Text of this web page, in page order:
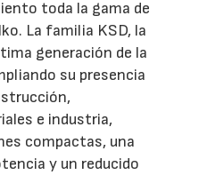
toda la gama de
La familia KSD, la
generación de la
su presencia
e industria,
compactas, una
y un reducido